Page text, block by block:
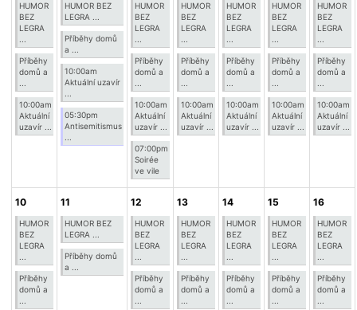
HUMOR
BEZ
LEGRA
Příběhy
domů a
10:00am
Aktuální
uzavír ...
HUMOR BEZ
LEGRA ...
Příběhy domů
a ...
10:00am
Aktuální uzavír
05:30pm
Antisemitismus
HUMOR
BEZ
LEGRA
Příběhy
domů a
10:00am
Aktuální
uzavír ...
07:00pm
Soirée
ve vile
HUMOR
BEZ
LEGRA
Příběhy
domů a
10:00am
Aktuální
uzavír ...
HUMOR
BEZ
LEGRA
Příběhy
domů a
10:00am
Aktuální
uzavír ...
HUMOR
BEZ
LEGRA
Příběhy
domů a
10:00am
Aktuální
uzavír ...
HUMOR
BEZ
LEGRA
Příběhy
domů a
10:00am
Aktuální
uzavír ...
10
HUMOR
BEZ
LEGRA
Příběhy
domů a
11
HUMOR BEZ
LEGRA ...
Příběhy domů
a ...
12
HUMOR
BEZ
LEGRA
Příběhy
domů a
13
HUMOR
BEZ
LEGRA
Příběhy
domů a
14
HUMOR
BEZ
LEGRA
Příběhy
domů a
15
HUMOR
BEZ
LEGRA
Příběhy
domů a
16
HUMOR
BEZ
LEGRA
Příběhy
domů a